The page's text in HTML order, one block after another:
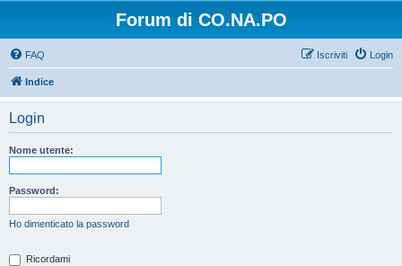
Forum di CO.NA.PO
FAQ Login
Iscriviti
Indice
Login
Nome utente:
Password:
Ho dimenticato la password
Ricordami